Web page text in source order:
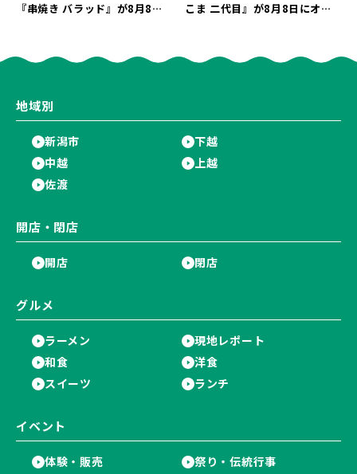
『串焼き バラッド』が8月8日
こま 二代目』が8月8日にオー
地域別
新潟市
下越
中越
上越
佐渡
開店・閉店
開店 閉店
グルメ
ラーメン
現地レポート
和食
洋食
スイーツ
ランチ
イベント
体験・販売
祭り・伝統行事